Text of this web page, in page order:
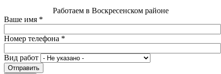
Работаем в Воскресенском районе
Ваше имя *
Номер телефона *
Вид работ
Отправить